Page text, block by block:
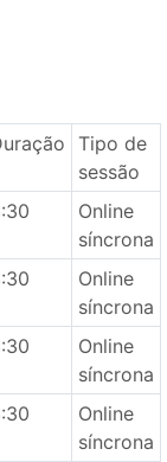
Tipo de
sessão
Online
síncrona
Online
síncrona
Online
síncrona
Online
síncrona